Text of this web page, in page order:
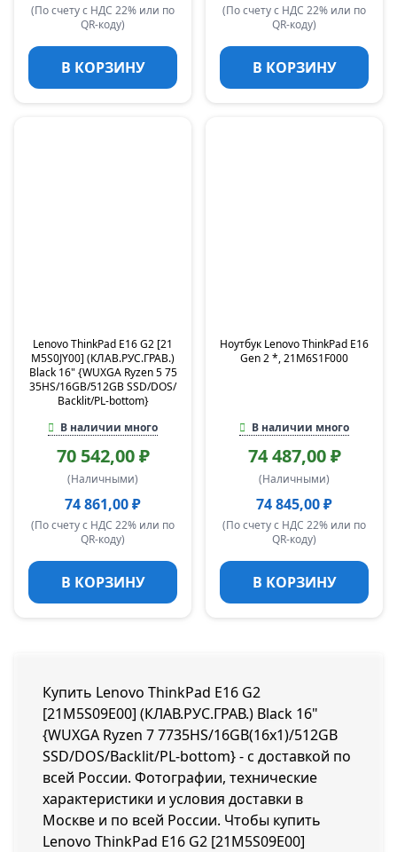
(По счету с НДС 22% или по
QR-коду)
В КОРЗИНУ
(По счету с НДС 22% или по
QR-коду)
В КОРЗИНУ
Lenovo ThinkPad E16 G2 [21
M5S0JY00] (КЛАВ.РУС.ГРАВ.)
Black 16" {WUXGA Ryzen 5 75
35HS/16GB/512GB SSD/DOS/
Backlit/PL-bottom}
В наличии много
70 542,00 ₽
(Наличными)
74 861,00 ₽
(По счету с НДС 22% или по
QR-коду)
В КОРЗИНУ
Ноутбук Lenovo ThinkPad E16
Gen 2 *, 21M6S1F000
В наличии много
74 487,00 ₽
(Наличными)
74 845,00 ₽
(По счету с НДС 22% или по
QR-коду)
В КОРЗИНУ
Купить Lenovo ThinkPad E16 G2
[21M5S09E00] (КЛАВ.РУС.ГРАВ.) Black 16"
{WUXGA Ryzen 7 7735HS/16GB(16x1)/512GB
SSD/DOS/Backlit/PL-bottom} - с доставкой по
всей России. Фотографии, технические
характеристики и условия доставки в
Москве и по всей России. Чтобы купить
Lenovo ThinkPad E16 G2 [21M5S09E00]